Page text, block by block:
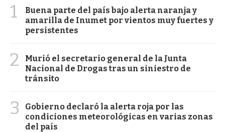
1
Buena parte del país bajo alerta naranja y
amarilla de Inumet por vientos muy fuertes y
persistentes
2
Murió el secretario general de la Junta
Nacional de Drogas tras un siniestro de
tránsito
3
Gobierno declaró la alerta roja por las
condiciones meteorológicas en varias zonas
del país